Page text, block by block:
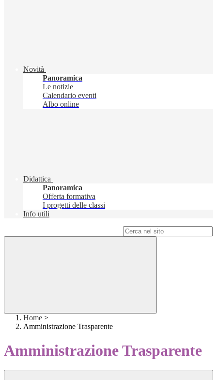
Novità
Panoramica
Le notizie
Calendario eventi
Albo online
Didattica
Panoramica
Offerta formativa
I progetti delle classi
Info utili
Home >
Amministrazione Trasparente
Amministrazione Trasparente